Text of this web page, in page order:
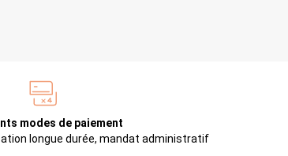
modes de paiement
longue durée, mandat administratif